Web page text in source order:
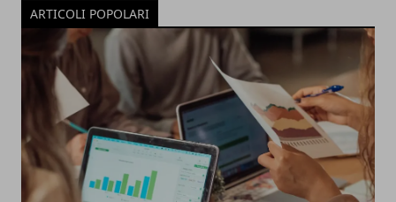
ARTICOLI POPOLARI